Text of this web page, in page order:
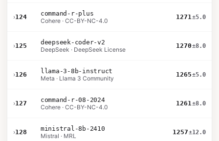
›124
command-r-plus
Cohere · CC-BY-NC-4.0
1271±5.0
›125
deepseek-coder-v2
DeepSeek · DeepSeek License
1270±8.0
›126
llama-3-8b-instruct
Meta · Llama 3 Community
1265±5.0
›127
command-r-08-2024
Cohere · CC-BY-NC-4.0
1261±8.0
›128
ministral-8b-2410
Mistral · MRL
1257±12.0